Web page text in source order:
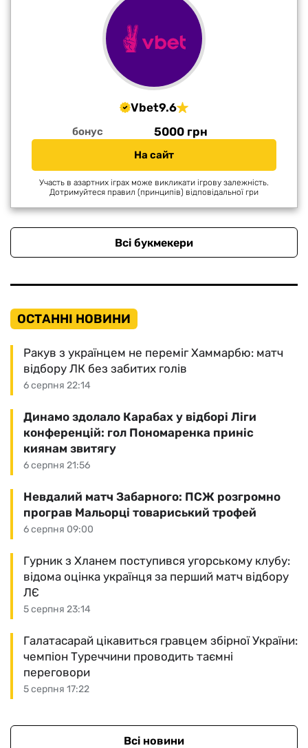
Vbet9.6
бонус 5000 грн
На сайт
Участь в азартних іграх може викликати ігрову залежність.
Дотримуйтеся правил (принципів) відповідальної гри
Всі букмекери
ОСТАННІ НОВИНИ
6 серпня 22:14
Ракув з українцем не переміг Хаммарбю: матч
відбору ЛК без забитих голів
6 серпня 21:56
Динамо здолало Карабах у відборі Ліги
конференцій: гол Пономаренка приніс
киянам звитягу
6 серпня 09:00
Невдалий матч Забарного: ПСЖ розгромно
програв Мальорці товариський трофей
5 серпня 23:14
Гурник з Хланем поступився угорському клубу:
відома оцінка українця за перший матч відбору
ЛЄ
5 серпня 17:22
Галатасарай цікавиться гравцем збірної України:
чемпіон Туреччини проводить таємні
переговори
Всі новини